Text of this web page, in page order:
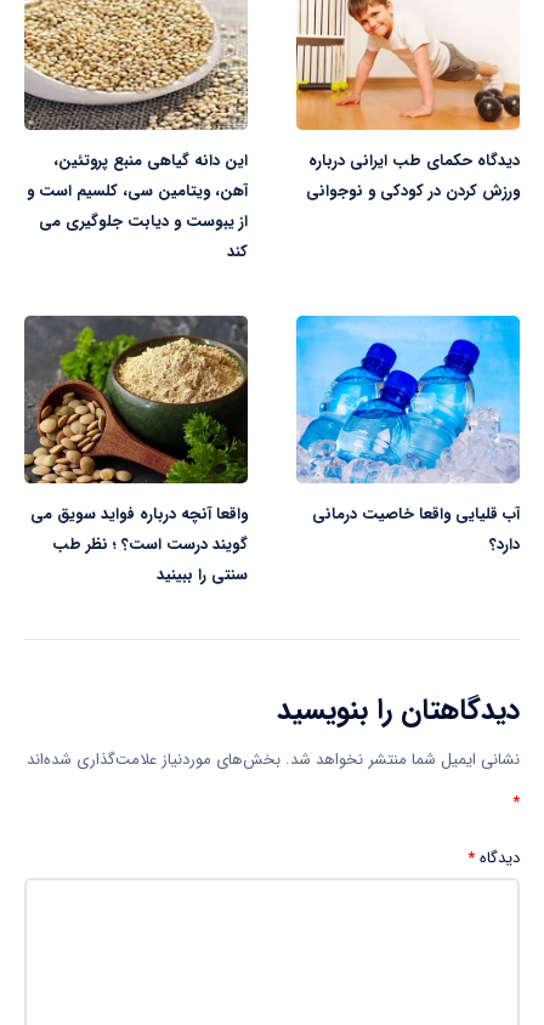
دیدگاه حکمای طب ایرانی درباره
ورزش کردن در کودکی و نوجوانی
این دانه گیاهی منبع پروتئین،
آهن، ویتامین سی، کلسیم است و
از یبوست و دیابت جلوگیری می
کند
آب قلیایی واقعا خاصیت درمانی
دارد؟
واقعا آنچه درباره فواید سویق می
گویند درست است؟ ؛ نظر طب
سنتی را ببینید
دیدگاهتان را بنویسید
نشانی ایمیل شما منتشر نخواهد شد. بخش‌های موردنیاز علامت‌گذاری شده‌اند
*
دیدگاه*